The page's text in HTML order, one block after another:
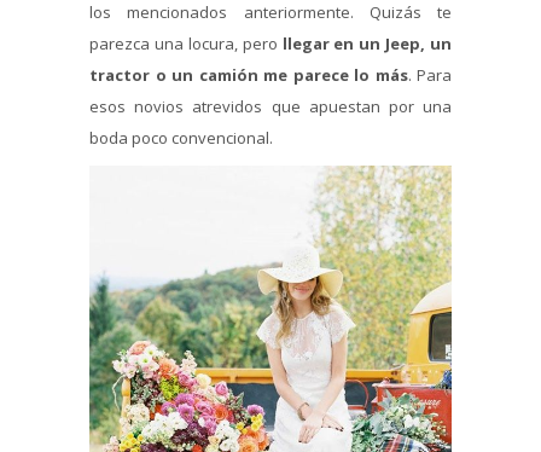
los mencionados anteriormente. Quizás te
parezca una locura, pero llegar en un Jeep, un
tractor o un camión me parece lo más. Para
esos novios atrevidos que apuestan por una
boda poco convencional.